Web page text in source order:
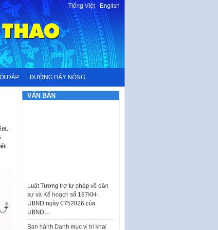
Tiếng Việt-English
ĐÁP ĐƯỜNG DÂY NÓNG
VĂN BẢN
sự và Kế hoạch số 187KH-
UBND ngày 0752026 của
UBND…
Ban hành Danh mục vị trí khai
thác quảng cáo trên địa bàn